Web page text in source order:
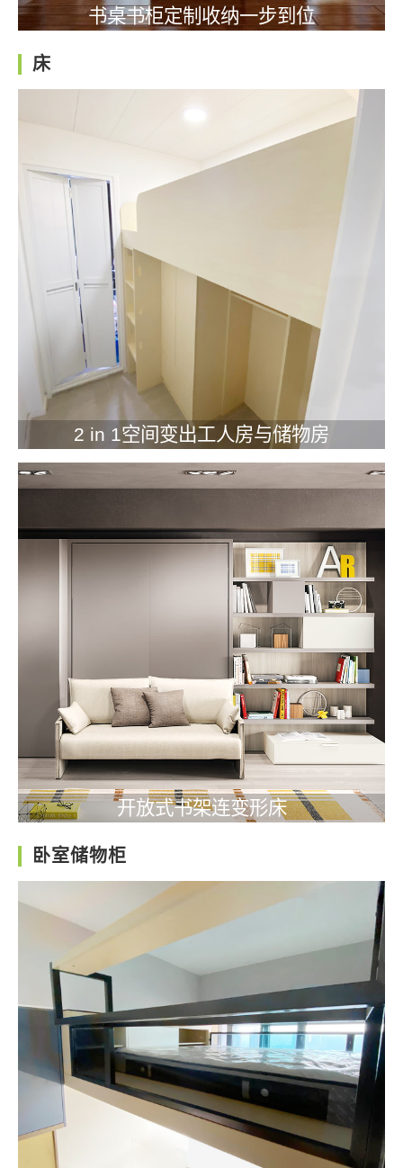
书桌书柜定制收纳一步到位
床
2 in 1空间变出工人房与储物房
开放式书架连变形床
卧室储物柜